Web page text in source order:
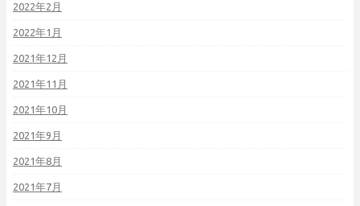
2022年2月
2022年1月
2021年12月
2021年11月
2021年10月
2021年9月
2021年8月
2021年7月